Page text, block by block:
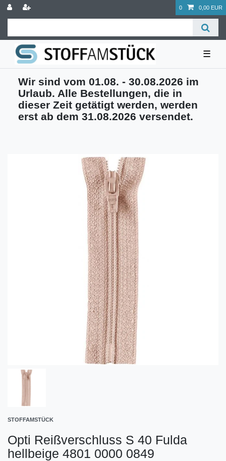
0 0,00 EUR
☰
Wir sind vom 01.08. - 30.08.2026 im
Urlaub. Alle Bestellungen, die in
dieser Zeit getätigt werden, werden
erst ab dem 31.08.2026 versendet.
STOFFAMSTÜCK
Opti Reißverschluss S 40 Fulda
hellbeige 4801 0000 0849